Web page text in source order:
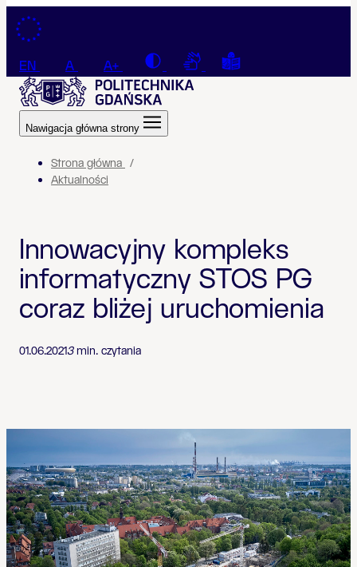
Przejdź do treści
EN A A+ Contrast Connection with a sign
Tekst łatwy do
Nawigacja główna strony
Strona główna
Aktualności
Innowacyjny kompleks
informatyczny STOS PG
coraz bliżej uruchomienia
01.06.20213min. czytania